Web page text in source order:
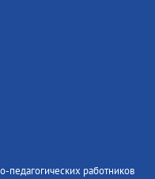
педагогических работников